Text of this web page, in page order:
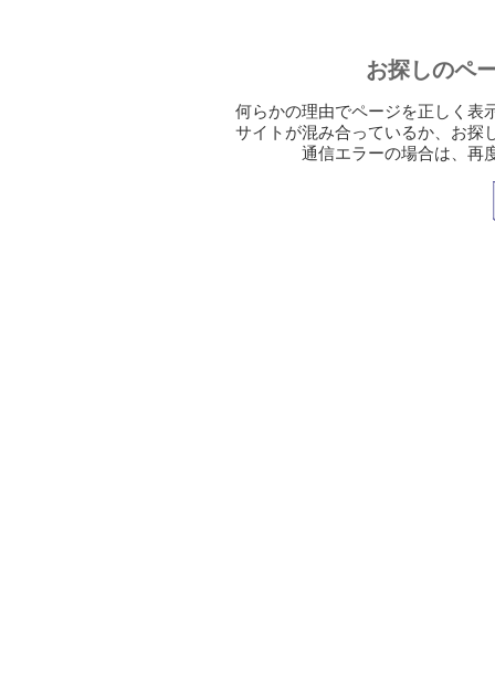
お探しのペ
何らかの理由でページを正しく表
サイトが混み合っているか、お探
通信エラーの場合は、再